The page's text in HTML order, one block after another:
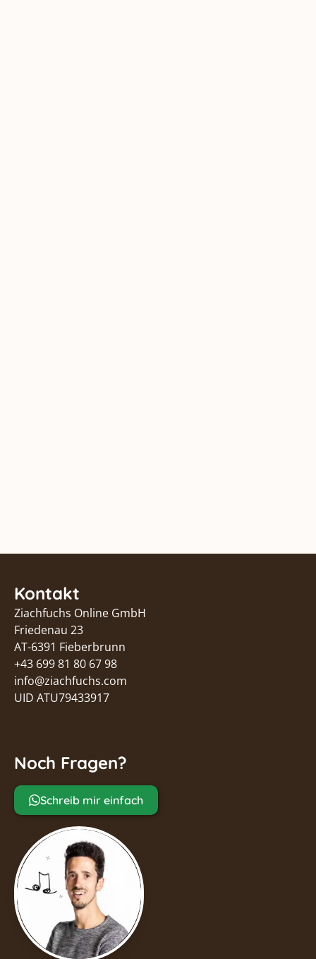
Kontakt
Ziachfuchs Online GmbH
Friedenau 23
AT-6391 Fieberbrunn
+43 699 81 80 67 98
info@ziachfuchs.com
UID ATU79433917
Noch Fragen?
Schreib mir einfach